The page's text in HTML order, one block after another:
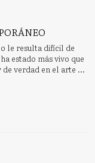
a
le resulta difícil de
estado más vivo que
de verdad en el arte ...